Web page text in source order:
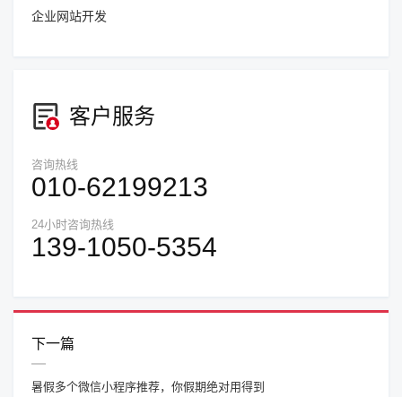
企业网站开发
客户服务
咨询热线
010-62199213
24小时咨询热线
139-1050-5354
下一篇
暑假多个微信小程序推荐，你假期绝对用得到